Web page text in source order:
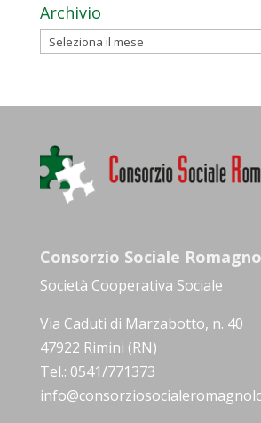
Archivio
Archivio
Consorzio Sociale
Società Cooperativa Sociale
Via Caduti di Marzabotto, n. 40
47922 Rimini (RN)
Tel.: 0541/771373